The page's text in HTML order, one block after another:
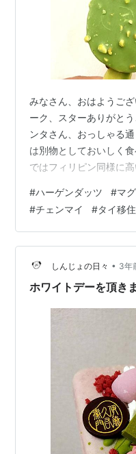
みなさん、おはようご
ーク、スターありがと
ンタさん、おっしゃる
は別物としておいしく
ではフィリピン同様に
タイは年中夏なので冷
ありますが安くないで
りますが、100バーツ
はほとんどの場合行き
すが、やはりそんなに
は見つけたんです…
#ハーゲンダッツ #マ
#チェンマイ #タイ移住
しんじょの日々 • 3年
ホワイトデーを頂き